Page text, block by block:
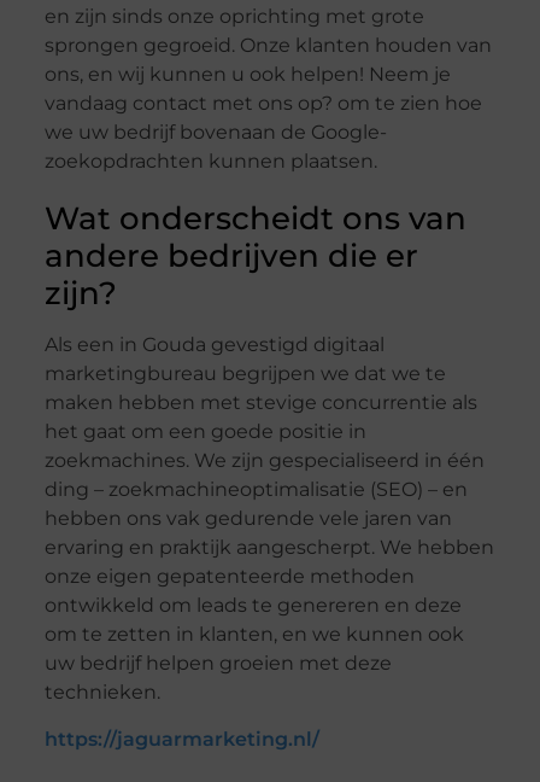
en zijn sinds onze oprichting met grote
sprongen gegroeid. Onze klanten houden van
ons, en wij kunnen u ook helpen! Neem je
vandaag contact met ons op? om te zien hoe
we uw bedrijf bovenaan de Google-
zoekopdrachten kunnen plaatsen.
Wat onderscheidt ons van
andere bedrijven die er
zijn?
Als een in Gouda gevestigd digitaal
marketingbureau begrijpen we dat we te
maken hebben met stevige concurrentie als
het gaat om een ​​goede positie in
zoekmachines. We zijn gespecialiseerd in één
ding – zoekmachineoptimalisatie (SEO) – en
hebben ons vak gedurende vele jaren van
ervaring en praktijk aangescherpt. We hebben
onze eigen gepatenteerde methoden
ontwikkeld om leads te genereren en deze
om te zetten in klanten, en we kunnen ook
uw bedrijf helpen groeien met deze
technieken.
https://jaguarmarketing.nl/